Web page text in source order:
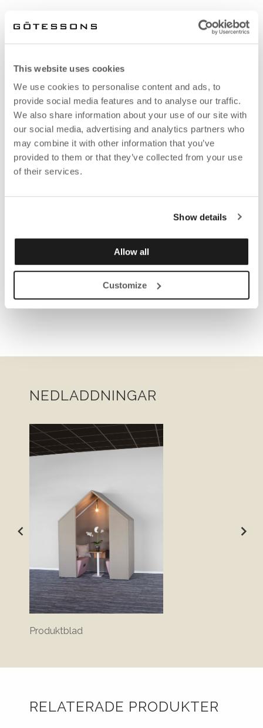
This website uses cookies
We use cookies to personalise content and ads, to
provide social media features and to analyse our traffic.
We also share information about your use of our site with
our social media, advertising and analytics partners who
may combine it with other information that you’ve
provided to them or that they’ve collected from your use
of their services.
Show details
Allow all
Customize
NEDLADDNINGAR
Produktblad
RELATERADE PRODUKTER